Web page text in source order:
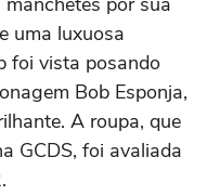
uma luxuosa
foi vista posando
Bob Esponja,
A roupa, que
GCDS, foi avaliada